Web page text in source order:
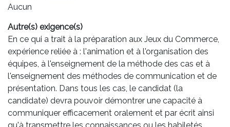
Aucun
Autre(s) exigence(s)
En ce qui a trait à la préparation aux Jeux du Commerce,
expérience reliée à : l'animation et à l'organisation des
équipes, à l'enseignement de la méthode des cas et à
l'enseignement des méthodes de communication et de
présentation. Dans tous les cas, le candidat (la
candidate) devra pouvoir démontrer une capacité à
communiquer efficacement oralement et par écrit ainsi